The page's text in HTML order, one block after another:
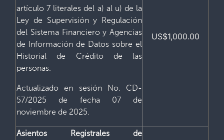
artículo 7 literales del a) al u) de la
Ley de Supervisión y Regulación
del Sistema Financiero y Agencias
de Información de Datos sobre el
Historial de Crédito de las
personas.
Actualizado en sesión No. CD-
57/2025 de fecha 07 de
noviembre de 2025.
US$1,000.00
Asientos Registrales de